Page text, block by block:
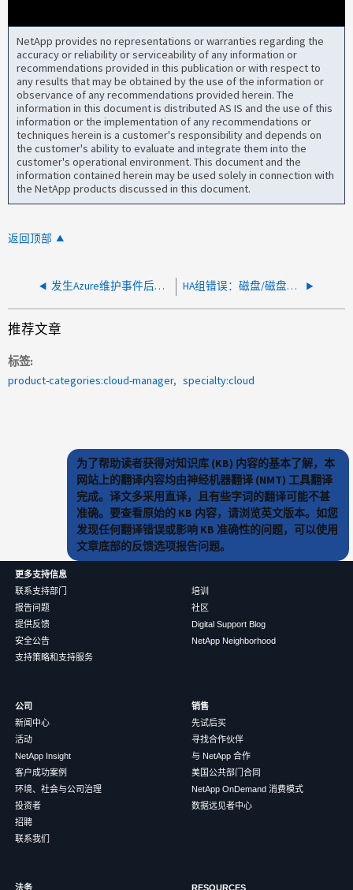
NetApp provides no representations or warranties regarding the
accuracy or reliability or serviceability of any information or
recommendations provided in this publication or with respect to
any results that may be obtained by the use of the information or
observance of any recommendations provided herein. The
information in this document is distributed AS IS and the use of this
information or the implementation of any recommendations or
techniques herein is a customer's responsibility and depends on
the customer's ability to evaluate and integrate them into the
customer's operational environment. This document and the
information contained herein may be used solely in connection with
the NetApp products discussed in this document.
返回顶部
发生Azure维护事件后、HA CVO无法执行交还 HA组错误：磁盘/磁盘架计数不匹配错误
推荐文章
标签
product-categories:cloud-manager
specialty:cloud
为了帮助读者获得对知识库 (KB) 内容的基本了解，本
网站上的翻译内容均由神经机器翻译 (NMT) 工具翻译
完成。译文多采用直译，且有些字词的翻译可能不甚
准确。要查看原始的 KB 内容，请浏览英文版本。如您
发现任何翻译错误或影响 KB 准确性的问题，可以使用
文章底部的反馈选项报告问题。
更多支持信息
联系支持部门
报告问题
提供反馈
安全公告
支持策略和支持服务
培训
社区
Digital Support Blog
NetApp Neighborhood
公司
新闻中心
活动
NetApp Insight
客户成功案例
环境、社会与公司治理
投资者
招聘
联系我们
销售
先试后买
寻找合作伙伴
与 NetApp 合作
美国公共部门合同
NetApp OnDemand 消费模式
数据远见者中心
法务 RESOURCES